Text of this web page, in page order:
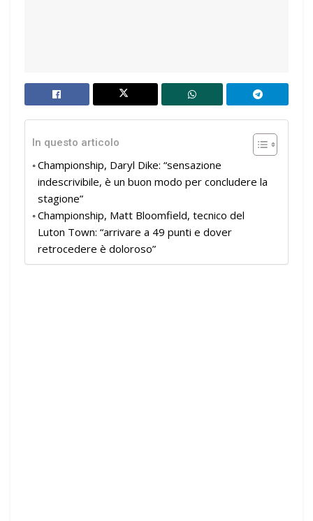
In questo articolo
Championship, Daryl Dike: “sensazione
indescrivibile, è un buon modo per concludere la
stagione”
Championship, Matt Bloomfield, tecnico del
Luton Town: “arrivare a 49 punti e dover
retrocedere è doloroso”